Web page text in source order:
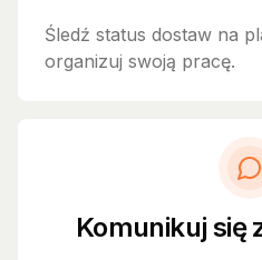
Śledź status dostaw na
organizuj swoją pracę.
Komunikuj się